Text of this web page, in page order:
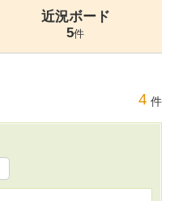
近況ボード
5件
4 件